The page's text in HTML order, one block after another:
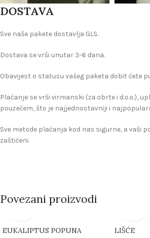
DOSTAVA
Sve naše pakete dostavlja GLS.
Dostava se vrši unutar 3-6 dana.
Obavijest o statusu vašeg paketa dobit ćete
Plaćanje se vrši virmanski (za obrte i d.o.o.),
pouzećem, što je najjednostavniji i
Sve metode plaćanja kod nas sigurne, a vaši
zaštićeni.
Povezani proizvodi
EUKALIPTUS POPUNA LIŠĆE